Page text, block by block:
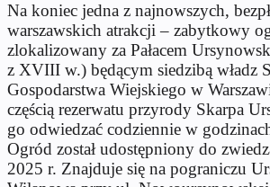
Na koniec jedna z najnowszych,
warszawskich atrakcji – zabytkowy
zlokalizowany za Pałacem
z XVIII w.) będącym siedzibą władz
Gospodarstwa Wiejskiego w
częścią rezerwatu przyrody Skarpa
go odwiedzać codziennie w
Ogród został udostępniony do
2025 r. Znajduje się na pograniczu